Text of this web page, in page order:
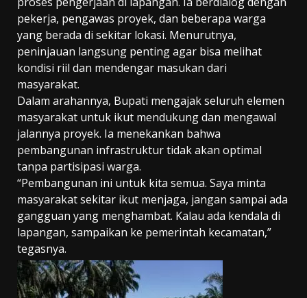
pekerja, pengawas proyek, dan beberapa warga
yang berada di sekitar lokasi. Menurutnya,
peninjauan langsung penting agar bisa melihat
kondisi riil dan mendengar masukan dari
masyarakat.
Dalam arahannya, Bupati mengajak seluruh elemen
masyarakat untuk ikut mendukung dan mengawal
jalannya proyek. Ia menekankan bahwa
pembangunan infrastruktur tidak akan optimal
tanpa partisipasi warga.
“Pembangunan ini untuk kita semua. Saya minta
masyarakat sekitar ikut menjaga, jangan sampai ada
gangguan yang menghambat. Kalau ada kendala di
lapangan, sampaikan ke pemerintah kecamatan,”
tegasnya.